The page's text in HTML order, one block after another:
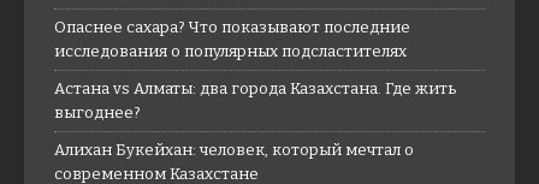
Опаснее сахара? Что показывают последние
исследования о популярных подсластителях
Астана vs Алматы: два города Казахстана. Где жить
выгоднее?
Алихан Букейхан: человек, который мечтал о
современном Казахстане